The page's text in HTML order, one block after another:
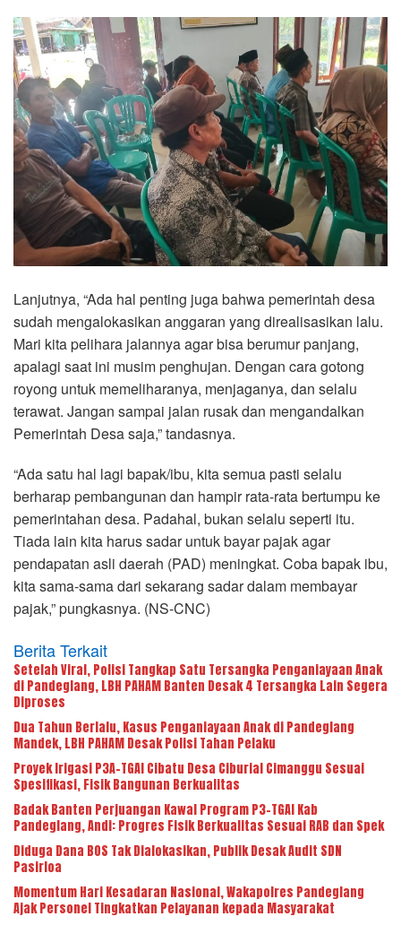
Lanjutnya, “Ada hal penting juga bahwa pemerintah desa
sudah mengalokasikan anggaran yang direalisasikan lalu.
Mari kita pelihara jalannya agar bisa berumur panjang,
apalagi saat ini musim penghujan. Dengan cara gotong
royong untuk memeliharanya, menjaganya, dan selalu
terawat. Jangan sampai jalan rusak dan mengandalkan
Pemerintah Desa saja,” tandasnya.
“Ada satu hal lagi bapak/ibu, kita semua pasti selalu
berharap pembangunan dan hampir rata-rata bertumpu ke
pemerintahan desa. Padahal, bukan selalu seperti itu.
Tiada lain kita harus sadar untuk bayar pajak agar
pendapatan asli daerah (PAD) meningkat. Coba bapak ibu,
kita sama-sama dari sekarang sadar dalam membayar
pajak,” pungkasnya. (NS-CNC)
Berita Terkait
Setelah Viral, Polisi Tangkap Satu Tersangka Penganiayaan Anak
di Pandeglang, LBH PAHAM Banten Desak 4 Tersangka Lain Segera
Diproses
Dua Tahun Berlalu, Kasus Penganiayaan Anak di Pandeglang
Mandek, LBH PAHAM Desak Polisi Tahan Pelaku
Proyek Irigasi P3A-TGAI Cibatu Desa Ciburial Cimanggu Sesuai
Spesifikasi, Fisik Bangunan Berkualitas
Badak Banten Perjuangan Kawal Program P3-TGAI Kab
Pandeglang, Andi: Progres Fisik Berkualitas Sesuai RAB dan Spek
Diduga Dana BOS Tak Dialokasikan, Publik Desak Audit SDN
Pasirloa
Momentum Hari Kesadaran Nasional, Wakapolres Pandeglang
Ajak Personel Tingkatkan Pelayanan kepada Masyarakat